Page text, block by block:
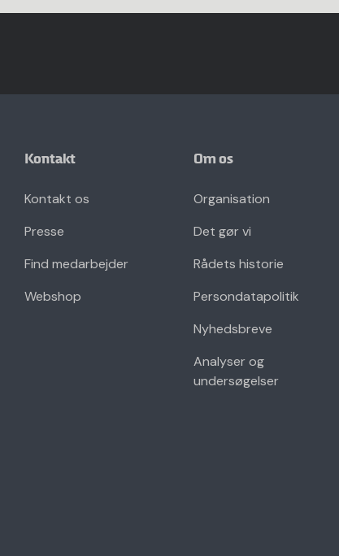
Kontakt
Kontakt os
Presse
Find medarbejder
Webshop
Om os
Organisation
Det gør vi
Rådets historie
Persondatapolitik
Nyhedsbreve
Analyser og
undersøgelser